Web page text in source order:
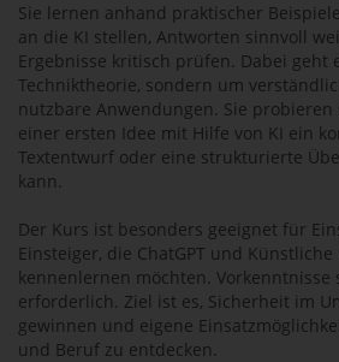
Sie lernen anhand praktischer
an die KI stellen, Antworten sinnvoll
Ergebnisse kritisch prüfen. Dabei geht
Techniktheorie, sondern um
nutzbare Anwendungen. Sie probieren
einer ersten Idee mit Hilfe von KI ein
Textentwurf oder eine strukturierte
kann.
Der Kurs ist besonders geeignet für
Einsteiger, die ChatGPT und
kennenlernen möchten. Vorkenntnisse
erforderlich. Ziel ist es, Sicherheit im
gewinnen und eigene
und Beruf zu entdecken.